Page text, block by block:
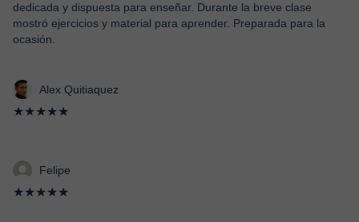
dedicada y dispuesta para enseñar. Durante la breve clase
mostró ejercicios y material para aprender. Preparada para la
ocasión.
Alex Quitiaquez
★★★★★
Felipe
★★★★★